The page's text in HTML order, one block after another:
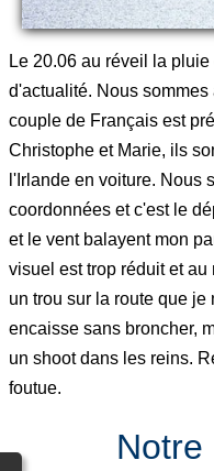
Le 20.06 au réveil la
d'actualité. Nous
couple de Français est
Christophe et Marie, ils
l'Irlande en voiture. Nous
coordonnées et c'est le
et le vent balayent mon
visuel est trop réduit et
un trou sur la route que
encaisse sans broncher,
un shoot dans les reins.
foutue.
Notre